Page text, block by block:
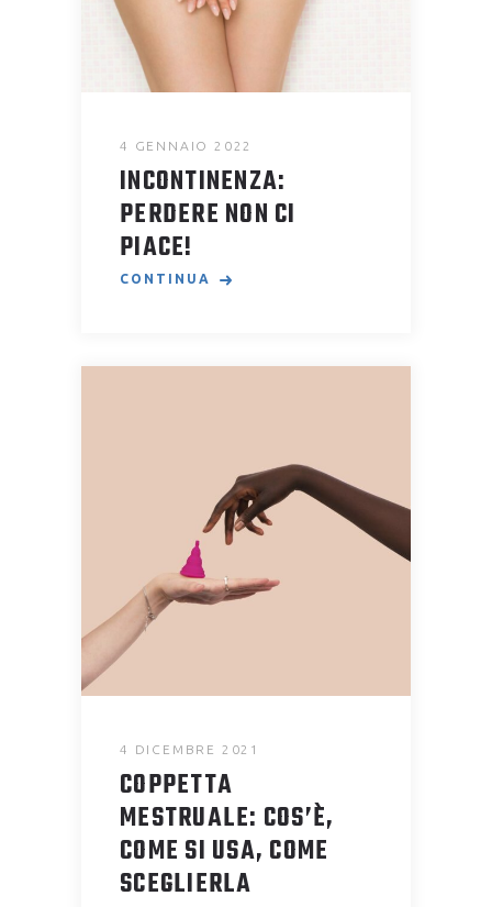
4 GENNAIO 2022
INCONTINENZA:
PERDERE NON CI
PIACE!
CONTINUA
4 DICEMBRE 2021
COPPETTA
MESTRUALE: COS’È,
COME SI USA, COME
SCEGLIERLA